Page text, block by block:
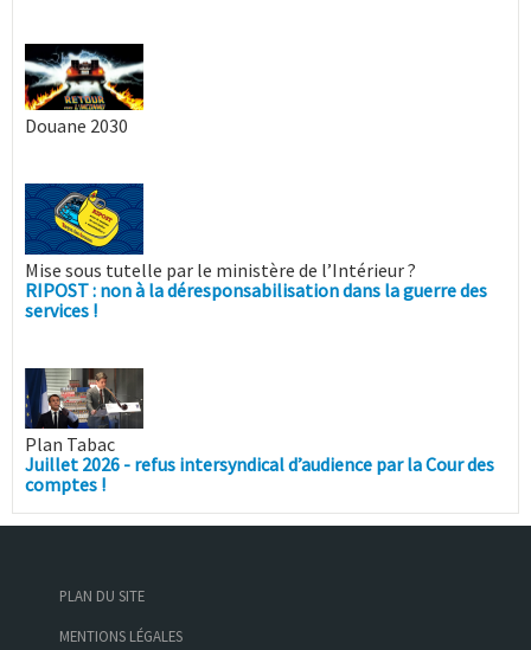
Douane 2030
Mise sous tutelle par le ministère de l’Intérieur ?
RIPOST : non à la déresponsabilisation dans la guerre des
services !
Plan Tabac
Juillet 2026 - refus intersyndical d’audience par la Cour des
comptes !
PLAN DU SITE
MENTIONS LÉGALES